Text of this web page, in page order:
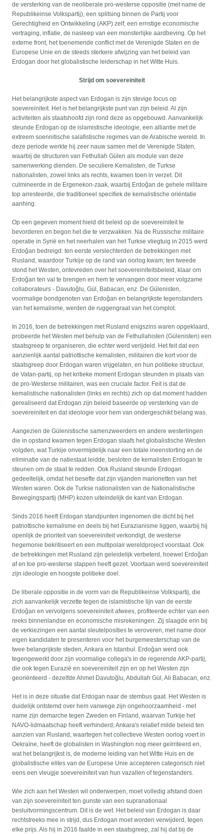
de versterking van de neoliberale pro-westerse oppositie (met name de
Republikeinse Volkspartij), een splitsing binnen de Partij voor
Gerechtigheid en Ontwikkeling (AKP) zelf, een ernstige economische
vertraging, inflatie, de nasleep van een monsterlijke aardbeving. Op het
externe front, het toenemende conflict met de Verenigde Staten en de
Europese Unie en de steeds sterkere afwijzing van het beleid van
Erdogan door het globalistische leiderschap in het Witte Huis.
Strijd om soevereiniteit
Het belangrijkste aspect van Erdogan is zijn stevige focus op
soevereiniteit. Het is het belangrijkste punt van zijn beleid. Al zijn
activiteiten als staatshoofd zijn rond deze as opgebouwd. Aanvankelijk
steunde Erdogan op de islamistische ideologie, een alliantie met de
extreem soennitische salafistische regimes van de Arabische wereld. In
deze periode werkte hij zeer nauw samen met de Verenigde Staten,
waarbij de structuren van Fethullah Gülen als module van deze
samenwerking dienden. De seculiere Kemalisten, de Turkse
nationalisten, zowel links als rechts, kwamen toen in verzet. Dit
culmineerde in de Ergenekon-zaak, waarbij Erdoğan de gehele militaire
top arresteerde, die traditioneel specifiek de kemalistische oriëntatie
aanhing.
Op een gegeven moment hield dit beleid op de soevereiniteit te
bevorderen en begon het die te verzwakken. Na de Russische militaire
operatie in Syrië en het neerhalen van het Turkse vliegtuig in 2015 werd
Erdoğan bedreigd: ten eerste verslechterden de betrekkingen met
Rusland, waardoor Turkije op de rand van oorlog kwam; ten tweede
stond het Westen, ontevreden over het soevereiniteitsbeleid, klaar om
Erdoğan ten val te brengen en hem te vervangen door meer volgzame
collaborateurs - Davutoğlu, Gül, Babacan, enz. De Gülenisten,
voormalige bondgenoten van Erdoğan en belangrijkste tegenstanders
van het kemalisme, werden de ruggengraat van het complot.
In 2016, toen de betrekkingen met Rusland enigszins waren opgeklaard,
probeerde het Westen met behulp van de Fethullahisten (Gülenisten) een
staatsgreep te organiseren, die echter werd verijdeld. Het feit dat een
aanzienlijk aantal patriottische kemalisten, militairen die kort voor de
staatsgreep door Erdogan waren vrijgelaten, en hun politieke structuur,
de Vatan-partij, op het kritieke moment Erdogan steunden in plaats van
de pro-Westerse militairen, was een cruciale factor. Feit is dat de
kemalistische nationalisten (links en rechts) zich op dat moment hadden
gerealiseerd dat Erdogan zijn beleid baseerde op versterking van de
soevereiniteit en dat ideologie voor hem van ondergeschikt belang was.
Aangezien de Gülenistische samenzweerders en andere westerlingen
die in opstand kwamen tegen Erdogan slaafs het globalistische Westen
volgden, wat Turkije onvermijdelijk naar een totale ineenstorting en de
eliminatie van de natiestaat leidde, besloten de kemalisten Erdogan te
steunen om de staat te redden. Ook Rusland steunde Erdogan
gedeeltelijk, omdat het besefte dat zijn vijanden marionetten van het
Westen waren. Ook de Turkse nationalisten van de Nationalistische
Bewegingspartij (MHP) kozen uiteindelijk de kant van Erdogan.
Sinds 2016 heeft Erdogan standpunten ingenomen die dicht bij het
patriottische kemalisme en deels bij het Eurazianisme liggen, waarbij hij
openlijk de prioriteit van soevereiniteit verkondigt, de westerse
hegemonie bekritiseert en een multipolair wereldproject voorstaat. Ook
de betrekkingen met Rusland zijn geleidelijk verbeterd, hoewel Erdoğan
af en toe pro-westerse stappen heeft gezet. Voortaan werd soevereiniteit
zijn ideologie en hoogste politieke doel.
De liberale oppositie in de vorm van de Republikeinse Volkspartij, die
zich aanvankelijk verzette tegen de islamistische lijn van de eerste
Erdoğan en vervolgens soevereiniteit afwees, profiteerde echter van een
reeks binnenlandse en economische misrekeningen. Zij slaagde erin bij
de verkiezingen een aantal sleutelposities te veroveren, met name door
eigen kandidaten te presenteren voor het burgemeesterschap van de
twee belangrijkste steden, Ankara en Istanbul. Erdoğan werd ook
tegengewerkt door zijn voormalige collega's in de regerende AKP-partij,
die ook tegen Eurazië en soevereiniteit zijn en op het Westen zijn
georiënteerd - dezelfde Ahmet Davutoğlu, Abdullah Gül, Ali Babacan, enz.
Het is in deze situatie dat Erdogan naar de stembus gaat. Het Westen is
duidelijk ontstemd over hem vanwege zijn ongehoorzaamheid - met
name zijn demarche tegen Zweden en Finland, waarvan Turkije het
NAVO-lidmaatschap heeft verhinderd; Ankara's relatief milde beleid ten
aanzien van Rusland, waartegen het collectieve Westen oorlog voert in
Oekraïne, heeft de globalisten in Washington nog meer geïrriteerd en,
wat het belangrijkst is, de moderne leiding van het Witte Huis en de
globalistische elites van de Europese Unie accepteren categorisch niet
eens een vleugje soevereiniteit van hun vazallen of tegenstanders.
Wie zich aan het Westen wil onderwerpen, moet volledig afstand doen
van zijn soevereiniteit ten gunste van een supranationaal
besluitvormingscentrum. Dit is de wet. Het beleid van Erdogan is daar
rechtstreeks mee in strijd, dus Erdogan moet worden verwijderd, tegen
elke prijs. Als hij in 2016 faalde in een staatsgreep, zal hij dat bij de